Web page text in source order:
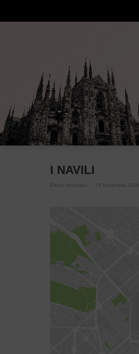
I NAVILI
Ettore Veneziani 25 Novembre 2019